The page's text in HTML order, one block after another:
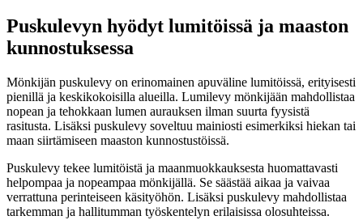
Puskulevyn hyödyt lumitöissä ja maaston
kunnostuksessa
Mönkijän puskulevy on erinomainen apuväline lumitöissä, erityisesti
pienillä ja keskikokoisilla alueilla. Lumilevy mönkijään mahdollistaa
nopean ja tehokkaan lumen aurauksen ilman suurta fyysistä
rasitusta. Lisäksi puskulevy soveltuu mainiosti esimerkiksi hiekan tai
maan siirtämiseen maaston kunnostustöissä.
Puskulevy tekee lumitöistä ja maanmuokkauksesta huomattavasti
helpompaa ja nopeampaa mönkijällä. Se säästää aikaa ja vaivaa
verrattuna perinteiseen käsityöhön. Lisäksi puskulevy mahdollistaa
tarkemman ja hallitumman työskentelyn erilaisissa olosuhteissa.